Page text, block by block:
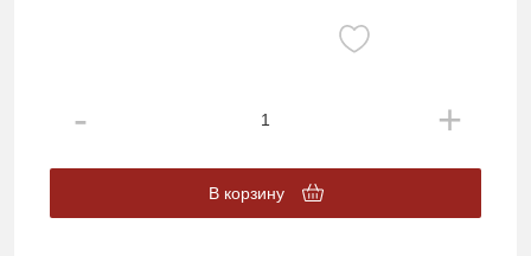
В корзину